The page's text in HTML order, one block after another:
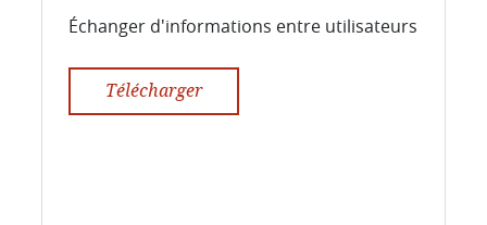
Échanger d'informations entre utilisateurs
Télécharger